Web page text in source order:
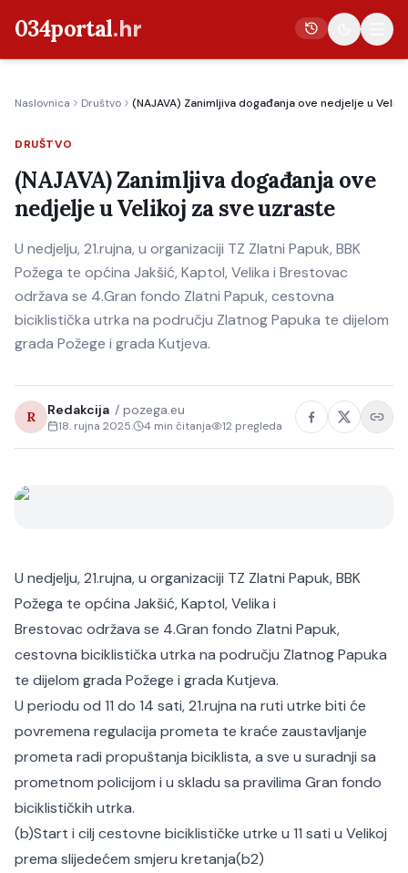
034portal.hr
Crna kronika
Poljoprivreda
Politika
Gospodarstvo
Život
Kultura
Sport
Naslovnica Društvo (NAJAVA) Zanimljiva događanja ove nedjelje u
DRUŠTVO
(NAJAVA) Zanimljiva događanja ove
nedjelje u Velikoj za sve uzraste
U nedjelju, 21.rujna, u organizaciji TZ Zlatni Papuk, BBK
Požega te općina Jakšić, Kaptol, Velika i Brestovac
održava se 4.Gran fondo Zlatni Papuk, cestovna
biciklistička utrka na području Zlatnog Papuka te dijelom
grada Požege i grada Kutjeva.
R Redakcija / pozega.eu
18. rujna 2025. 4 min čitanja 12 pregleda
U nedjelju, 21.rujna, u organizaciji TZ Zlatni Papuk, BBK
Požega te općina Jakšić, Kaptol, Velika i
Brestovac održava se 4.Gran fondo Zlatni Papuk,
cestovna biciklistička utrka na području Zlatnog Papuka
te dijelom grada Požege i grada Kutjeva.
U periodu od 11 do 14 sati, 21.rujna na ruti utrke biti će
povremena regulacija prometa te kraće zaustavljanje
prometa radi propuštanja biciklista, a sve u suradnji sa
prometnom policijom i u skladu sa pravilima Gran fondo
biciklističkih utrka.
(b)Start i cilj cestovne biciklističke utrke u 11 sati u Velikoj
prema slijedećem smjeru kretanja(b2)